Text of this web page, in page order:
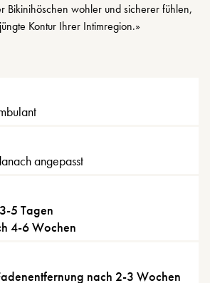
Bikinihöschen wohler und sicherer fühlen,
Kontur Ihrer Intimregion.»
angepasst
3-5 Tagen
4-6 Wochen
nach 2-3 Wochen